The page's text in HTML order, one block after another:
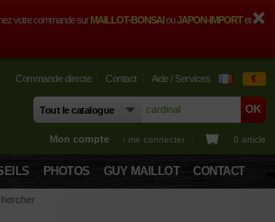
votre commande surMAILLOT-BONSAIouJAPON-IMPORTet
Commande directe Contact Aide / Services €
Mon compte › me connecter 0 article
PHOTOS GUY MAILLOT CONTACT